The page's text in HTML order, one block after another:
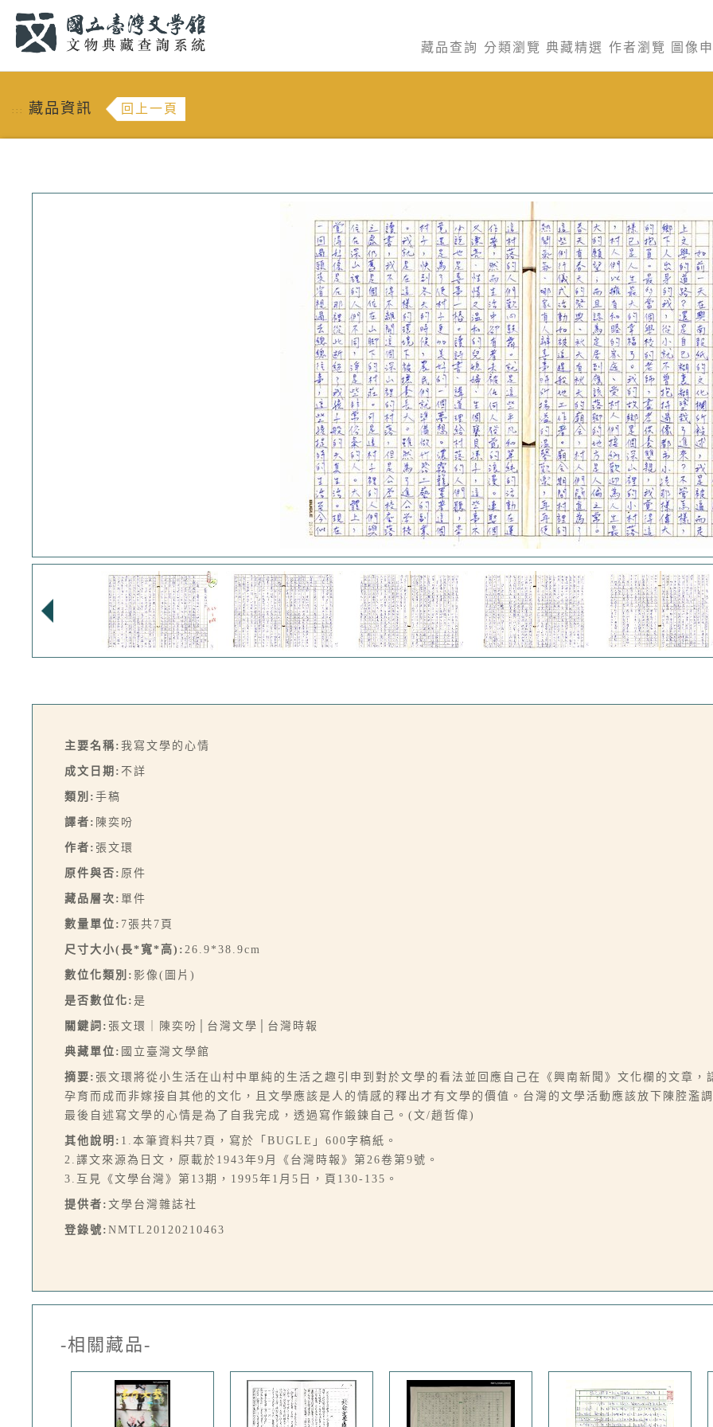
藏品查詢 分類瀏覽 典藏精選 作者瀏覽 圖像
::: 藏品資訊 回上一頁
主要名稱: 我寫文學的心情
成文日期: 不詳
類別: 手稿
譯者: 陳奕吩
作者: 張文環
原件與否: 原件
藏品層次: 單件
數量單位: 7張共7頁
尺寸大小(長*寬*高): 26.9*38.9cm
數位化類別: 影像(圖片)
是否數位化: 是
關鍵詞: 張文環｜陳奕吩│台灣文學│台灣時報
典藏單位: 國立臺灣文學館
摘要: 張文環將從小生活在山村中單純的生活之趣引申到對於文學的看法並回應自己在《興南新聞》文化欄的文章
孕育而成而非嫁接自其他的文化，且文學應該是人的情感的釋出才有文學的價值。台灣的文學活動應該放下陳腔濫
最後自述寫文學的心情是為了自我完成，透過寫作鍛鍊自己。(文/趙哲偉)
其他說明: 1.本筆資料共7頁，寫於「BUGLE」600字稿紙。
2.譯文來源為日文，原載於1943年9月《台灣時報》第26卷第9號。
3.互見《文學台灣》第13期，1995年1月5日，頁130-135。
提供者: 文學台灣雜誌社
登錄號: NMTL20120210463
-相關藏品-